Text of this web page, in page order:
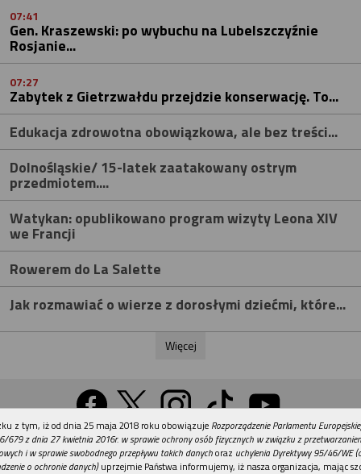
07:41
Gen. Kraszewski: po wybuchu na Lubelszczyźnie
Rosjanie...
07:27
Zabytek z Gietrzwałdu przejdzie konserwację. To...
Edukacja zdrowotna obowiązkowa, ale bez treści...
Dolnośląskie/ 15-latek zaatakowany ostrym
przedmiotem....
Watykan: opublikowano program wizyty Leona XIV
we Francji
Rowerem do La Salette
Jak rozmawiać o wierze z dorosłymi dziećmi, które...
Więcej
Wersja na komputer
REKLAMA
z tym, iż od dnia 25 maja 2018 roku obowiązuje Rozporządzenie Parlamentu
679 z dnia 27 kwietnia 2016r. w sprawie ochrony osób fizycznych w związku z
i w sprawie swobodnego przepływu takich danychoraz uchylenia Dyrektywy 95/46/WE
o ochronie danych)uprzejmie Państwa informujemy, iż nasza organizacja, mając